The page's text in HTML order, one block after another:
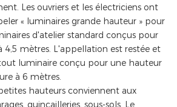
Les ouvriers et les électriciens ont
« luminaires grande hauteur » pour
d'atelier standard conçus pour
4,5 mètres. L'appellation est restée et
luminaire conçu pour une hauteur
à 6 mètres.
hauteurs conviennent aux
quincailleries, sous-sols. Le